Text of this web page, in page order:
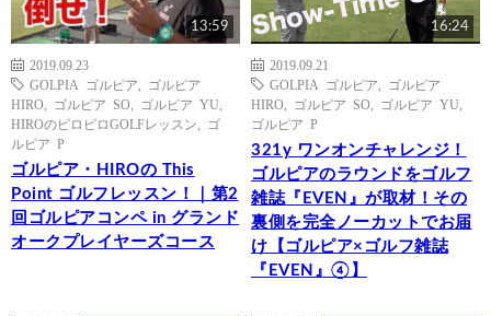
13:59
2019.09.23
GOLPIA ゴルピア
ゴルピア
HIRO
ゴルピア SO ゴルピア YU
HIROのピロピロGOLFレッスン
ゴ
ルピア P
ゴルピア・HIROの This
Point ゴルフレッスン！｜第2
回ゴルピアコンペ in グランド
オークプレイヤーズコース
16:24
2019.09.21
GOLPIA ゴルピア
ゴルピア
HIRO
ゴルピア SO ゴルピア YU
ゴルピア P
321y ワンオンチャレンジ！
ゴルピアのラウンドをゴルフ
雑誌『EVEN』が取材！その
裏側を完全ノーカットでお届
け【ゴルピア×ゴルフ雑誌
『EVEN』④】